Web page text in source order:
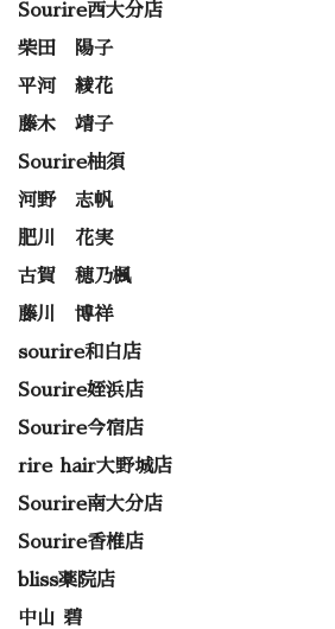
Sourire西大分店
柴田 陽子
平河 綾花
藤木 靖子
Sourire柚須
河野 志帆
肥川 花実
古賀 穂乃楓
藤川 博祥
sourire和白店
Sourire姪浜店
Sourire今宿店
rire hair大野城店
Sourire南大分店
Sourire香椎店
bliss薬院店
中山 碧